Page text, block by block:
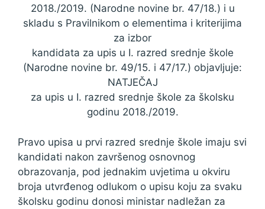
2018./2019. (Narodne novine br. 47/18.) i u
skladu s Pravilnikom o elementima i kriterijima
za izbor
kandidata za upis u I. razred srednje škole
(Narodne novine br. 49/15. i 47/17.) objavljuje:
NATJEČAJ
za upis u I. razred srednje škole za školsku
godinu 2018./2019.
Pravo upisa u prvi razred srednje škole imaju svi
kandidati nakon završenog osnovnog
obrazovanja, pod jednakim uvjetima u okviru
broja utvrđenog odlukom o upisu koju za svaku
školsku godinu donosi ministar nadležan za